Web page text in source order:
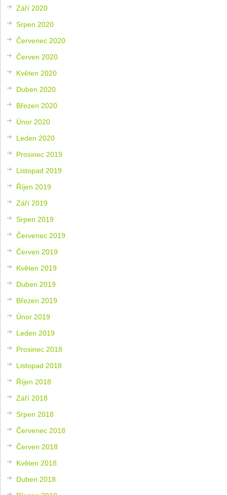
Září 2020
Srpen 2020
Červenec 2020
Červen 2020
Květen 2020
Duben 2020
Březen 2020
Únor 2020
Leden 2020
Prosinec 2019
Listopad 2019
Říjen 2019
Září 2019
Srpen 2019
Červenec 2019
Červen 2019
Květen 2019
Duben 2019
Březen 2019
Únor 2019
Leden 2019
Prosinec 2018
Listopad 2018
Říjen 2018
Září 2018
Srpen 2018
Červenec 2018
Červen 2018
Květen 2018
Duben 2018